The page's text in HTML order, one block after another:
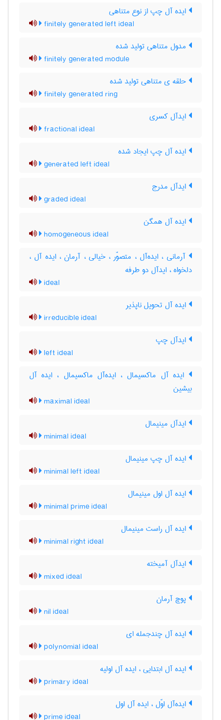
ایده آل چپ از نوع متناهی
finitely generated left ideal
مدول متناهی تولید شده
finitely generated module
حلقه ی متناهی تولید شده
finitely generated ring
ایدآل کسری
fractional ideal
ایده آل چپ ایجاد شده
generated left ideal
ایدآل مدرج
graded ideal
ایده آل همگن
homogeneous ideal
آرمانی ، ایده‌آل ، متصوّر ، خیالی ، آرمان ، ایده آل ،
دلخواه ، ایدآل دو طرفه
ideal
ایده آل تحویل ناپذیر
irreducible ideal
ایدآل چپ
left ideal
ایده آل ماکسیمال ، ایده‌آل ماکسیمال ، ایده آل
بیشین
maximal ideal
ایدآل مینیمال
minimal ideal
ایده آل چپ مینیمال
minimal left ideal
ایده آل اول مینیمال
minimal prime ideal
ایده آل راست مینیمال
minimal right ideal
ایدآل آمیخته
mixed ideal
پوچ آرمان
nil ideal
ایده آل چندجمله ای
polynomial ideal
ایده آل ابتدایی ، ایده آل اولیه
primary ideal
ایده‌آل اوّل ، ایده آل اول
prime ideal